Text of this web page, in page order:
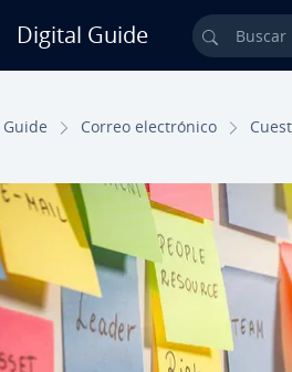
Digital Guide Buscar
Correo ele­c­tró­ni­co